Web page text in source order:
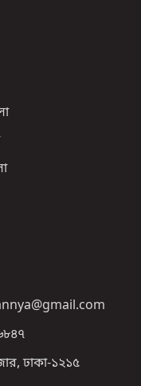
ঢাকা-১২১৫